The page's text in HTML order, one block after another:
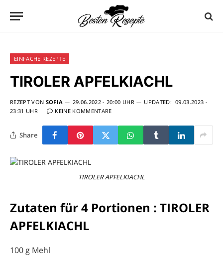
EINFACHE REZEPTE
TIROLER APFELKIACHL
REZEPT VON SOFIA 29.06.2022 - 20:00 UHR UPDATED: 09.03.2023 -
23:31 UHR
KEINE KOMMENTARE
Share
TIROLER APFELKIACHL
Zutaten für 4 Portionen : TIROLER
APFELKIACHL
100 g Mehl